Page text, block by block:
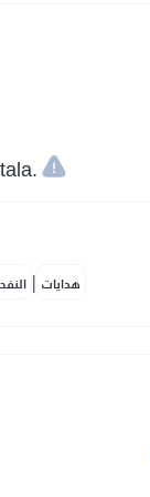
| هدايات